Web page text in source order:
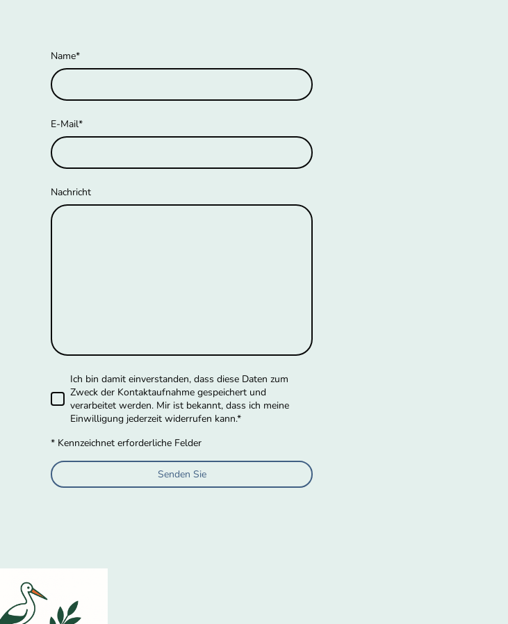
Name*
E-Mail*
Nachricht
Ich bin damit einverstanden, dass diese Daten zum
Zweck der Kontaktaufnahme gespeichert und
verarbeitet werden. Mir ist bekannt, dass ich meine
Einwilligung jederzeit widerrufen kann.*
* Kennzeichnet erforderliche Felder
Senden Sie